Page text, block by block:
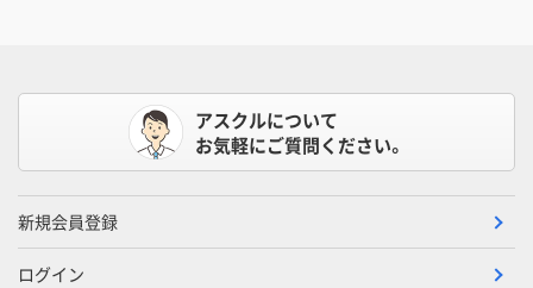
アスクルについて
お気軽にご質問ください。
新規会員登録
ログイン